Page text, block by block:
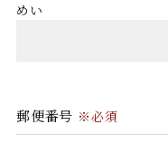
めい
郵便番号 ※必須